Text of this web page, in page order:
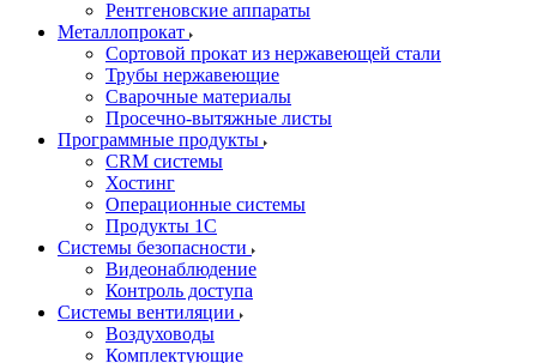
Рентгеновские аппараты
Металлопрокат
Сортовой прокат из нержавеющей стали
Трубы нержавеющие
Сварочные материалы
Просечно-вытяжные листы
Программные продукты
CRM системы
Хостинг
Операционные системы
Продукты 1С
Системы безопасности
Видеонаблюдение
Контроль доступа
Системы вентиляции
Воздуховоды
Комплектующие